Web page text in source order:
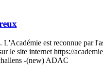
est reconnue par
le site internet https://